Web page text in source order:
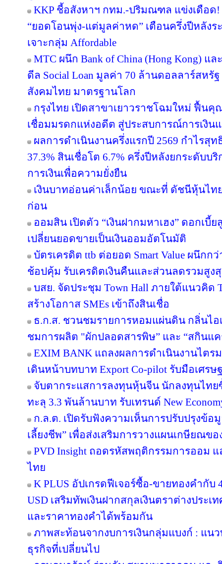
KKP ชี้อสังหาฯ กทม.-ปริมณฑล แข่งเดือด
“ยอดโอนพุ่ง-แต่มูลค่าหด” เตือนครึ่งปีหลัง
เจาะกลุ่ม Affordable
MTC ผนึก Bank of China (Hong Kong) แล
ดีล Social Loan มูลค่า 70 ล้านดอลลาร์สห
สังคมไทย มาตรฐานโลก
กรุงไทย เปิดสาขาเยาวราชโฉมใหม่ ฟื้น
เชื่อมมรดกแห่งอดีต สู่ประสบการณ์การเงิน
ผลการดำเนินงานครึ่งแรกปี 2569 กำไรสุท
37.3% สินเชื่อโต 6.7% ครึ่งปีหลังยกระดับบ
การเงินเพื่อความยั่งยืน
เงินบาทอ่อนค่าเล็กน้อย ขณะที่ ดัชนีหุ้นไท
ก่อน
ออมสิน เปิดตัว “เงินฝากมหาเฮง” ดอกเบี้
เปลี่ยนยอดขายเป็นเงินออมอัตโนมัติ
บัตรเครดิต ttb ต่อยอด Smart Value ผนึก
ช้อปคุ้ม รับเครดิตเงินคืนและส่วนลดรวมสูง
บสย. จัดประชุม Town Hall ภายใต้แนวคิด
สร้างโอกาส SMEs เข้าถึงสินเชื่อ
ธ.ก.ส. ชวนชมรายการหอมแผ่นดิน กลิ่นไ
ชมการผลิต "ผักปลอดสารพิษ” และ “สกินแ
EXIM BANK แถลงผลการดำเนินงานไตร
เดินหน้าบทบาท Export Co-pilot รับมือเศรษ
จับตากระแสการลงทุนหุ้นจีน นักลงทุนไทยซื้
ทะลุ 3.3 พันล้านบาท รับเทรนด์ New
ก.ล.ต. เปิดรับฟังความเห็นการปรับปรุงข้อ
เลี้ยงชีพ” เพื่อส่งเสริมการวางแผนเกษียณข
PVD Insight ถอดรหัสพฤติกรรมการออม
ไทย
K PLUS อัปเกรดฟีเจอร์ซื้อ-ขายทองคำกับ
USD เสริมทัพเงินฝากสกุลเงินตราต่างประเ
และราคาทองคำได้พร้อมกัน
ภาพสะท้อนจากงบการเงินกลุ่มแบงก์ : แ
ธุรกิจที่เปลี่ยนไป